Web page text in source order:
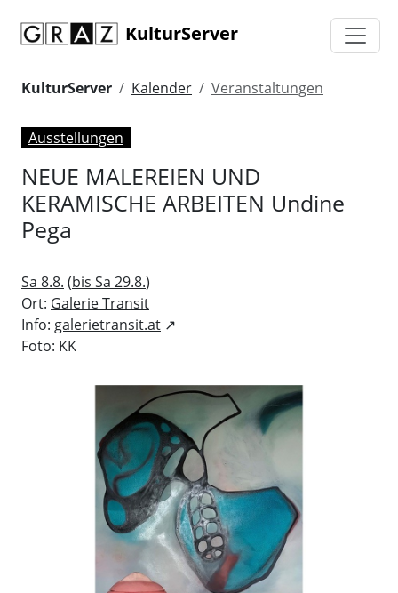
KulturServer
KulturServer Kalender Veranstaltungen
Ausstellungen
NEUE MALEREIEN UND
KERAMISCHE ARBEITEN Undine
Pega
Sa 8.8. (bis Sa 29.8.)
Ort: Galerie Transit
Info: galerietransit.at ↗
Foto: KK